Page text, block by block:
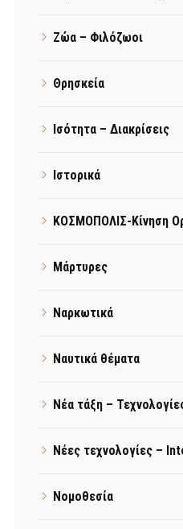
Ζώα – Φιλόζωοι
Θρησκεία
Ισότητα – Διακρίσεις
Ιστορικά
ΚΟΣΜΟΠΟΛΙΣ-Κίνηση
Μάρτυρες
Ναρκωτικά
Ναυτικά θέματα
Νέα τάξη –
Νέες τεχνολογίες –
Νομοθεσία